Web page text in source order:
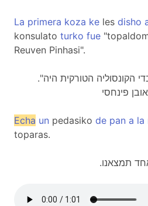
La primera koza ke les disho
konsulato turko fue
Reuven Pinhasi".
."הדבר הראשון שאמר לעובדי הקונסוליה הטורקית היה
פינחסי
Echa un pedasiko de pan a la
toparas.
תמצאנו